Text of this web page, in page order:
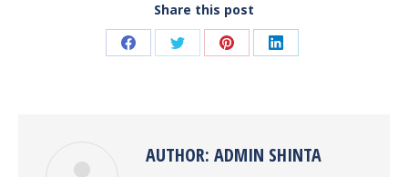
Share this post
Share Share Share Share
AUTHOR: ADMIN SHINTA